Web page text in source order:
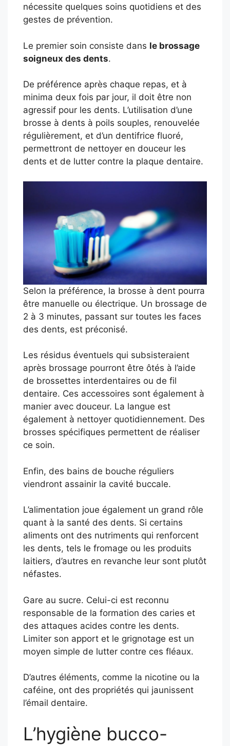
nécessite quelques soins quotidiens et des
gestes de prévention.
Le premier soin consiste dans le brossage
soigneux des dents.
De préférence après chaque repas, et à
minima deux fois par jour, il doit être non
agressif pour les dents. L’utilisation d’une
brosse à dents à poils souples, renouvelée
régulièrement, et d’un dentifrice fluoré,
permettront de nettoyer en douceur les
dents et de lutter contre la plaque dentaire.
Selon la préférence, la brosse à dent pourra
être manuelle ou électrique. Un brossage de
2 à 3 minutes, passant sur toutes les faces
des dents, est préconisé.
Les résidus éventuels qui subsisteraient
après brossage pourront être ôtés à l’aide
de brossettes interdentaires ou de fil
dentaire. Ces accessoires sont également à
manier avec douceur. La langue est
également à nettoyer quotidiennement. Des
brosses spécifiques permettent de réaliser
ce soin.
Enfin, des bains de bouche réguliers
viendront assainir la cavité buccale.
L’alimentation joue également un grand rôle
quant à la santé des dents. Si certains
aliments ont des nutriments qui renforcent
les dents, tels le fromage ou les produits
laitiers, d’autres en revanche leur sont plutôt
néfastes.
Gare au sucre. Celui-ci est reconnu
responsable de la formation des caries et
des attaques acides contre les dents.
Limiter son apport et le grignotage est un
moyen simple de lutter contre ces fléaux.
D’autres éléments, comme la nicotine ou la
caféine, ont des propriétés qui jaunissent
l’émail dentaire.
L’hygiène bucco-